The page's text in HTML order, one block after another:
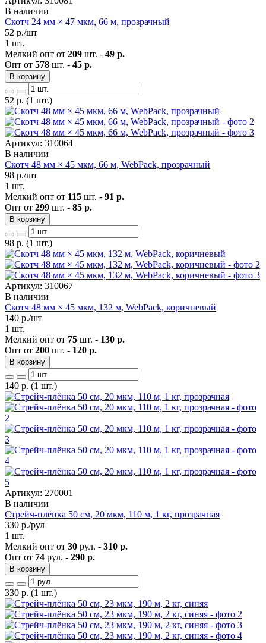
В наличии
Скотч 24 мм × 47 мкм, 66 м, прозрачный
52 р./шт
1 шт.
Мелкий опт от 209 шт. - 49 р.
Опт от 578 шт. - 45 р.
В корзину
52 р. (1 шт.)
Артикул: 310064
В наличии
Скотч 48 мм × 45 мкм, 66 м, WebPack, прозрачный
98 р./шт
1 шт.
Мелкий опт от 115 шт. - 91 р.
Опт от 299 шт. - 85 р.
В корзину
98 р. (1 шт.)
Артикул: 310067
В наличии
Скотч 48 мм × 45 мкм, 132 м, WebPack, коричневый
140 р./шт
1 шт.
Мелкий опт от 75 шт. - 130 р.
Опт от 200 шт. - 120 р.
В корзину
140 р. (1 шт.)
Артикул: 270001
В наличии
Стрейч-плёнка 50 см, 20 мкм, 110 м, 1 кг, прозрачная
330 р./рул
1 шт.
Мелкий опт от 30 рул. - 310 р.
Опт от 74 рул. - 290 р.
В корзину
330 р. (1 шт.)